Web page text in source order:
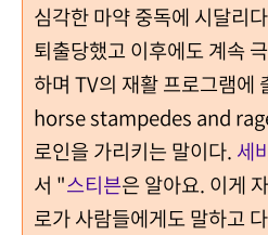
심각한 마약 중독에 시달리
퇴출당했고 이후에도 계속
하며 TV의 재활 프로그램
horse stampedes and
로인을 가리키는 말이다. 세
서 "스티븐은 알아요. 이게
로가 사람들에게도 말하고